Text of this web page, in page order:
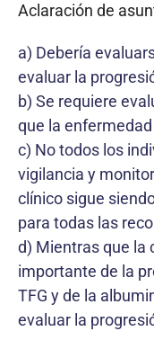
Aclaración de
a) Debería
evaluar la
b) Se requiere
que la
c) No todos los
vigilancia y
clínico sigue
para todas las
d) Mientras que la
importante de la
TFG y de la
evaluar la